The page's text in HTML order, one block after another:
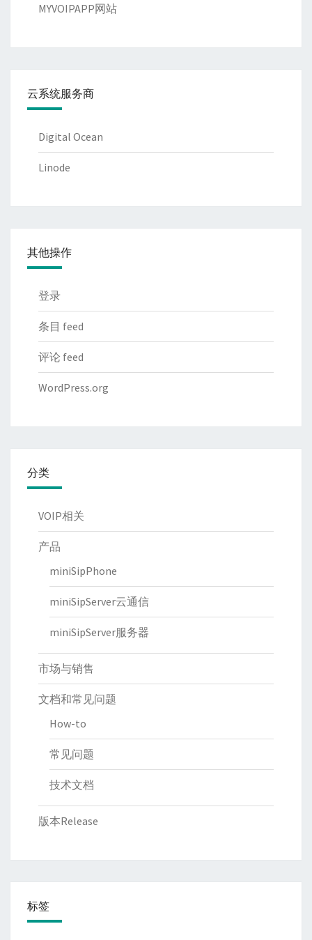
MYVOIPAPP网站
云系统服务商
Digital Ocean
Linode
其他操作
登录
条目 feed
评论 feed
WordPress.org
分类
VOIP相关
产品
miniSipPhone
miniSipServer云通信
miniSipServer服务器
市场与销售
文档和常见问题
How-to
常见问题
技术文档
版本Release
标签